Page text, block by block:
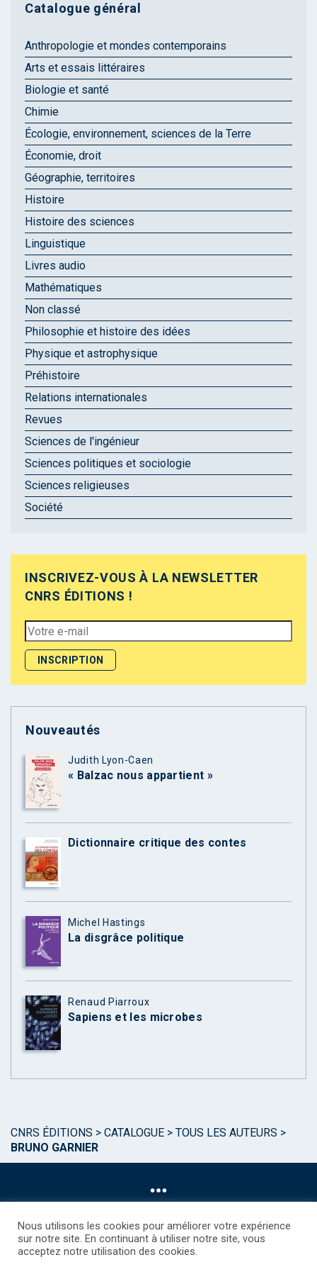
Catalogue général
Anthropologie et mondes contemporains
Arts et essais littéraires
Biologie et santé
Chimie
Écologie, environnement, sciences de la Terre
Économie, droit
Géographie, territoires
Histoire
Histoire des sciences
Linguistique
Livres audio
Mathématiques
Non classé
Philosophie et histoire des idées
Physique et astrophysique
Préhistoire
Relations internationales
Revues
Sciences de l'ingénieur
Sciences politiques et sociologie
Sciences religieuses
Société
INSCRIVEZ-VOUS À LA NEWSLETTER
CNRS ÉDITIONS !
Nouveautés
Judith Lyon-Caen
« Balzac nous appartient »
Dictionnaire critique des contes
Michel Hastings
La disgrâce politique
Renaud Piarroux
Sapiens et les microbes
CNRS ÉDITIONS > CATALOGUE > TOUS LES AUTEURS >
BRUNO GARNIER
©CNRS EDITIONS 2025
Nous utilisons les cookies pour améliorer votre expérience
sur notre site. En continuant à utiliser notre site, vous
acceptez notre utilisation des cookies.